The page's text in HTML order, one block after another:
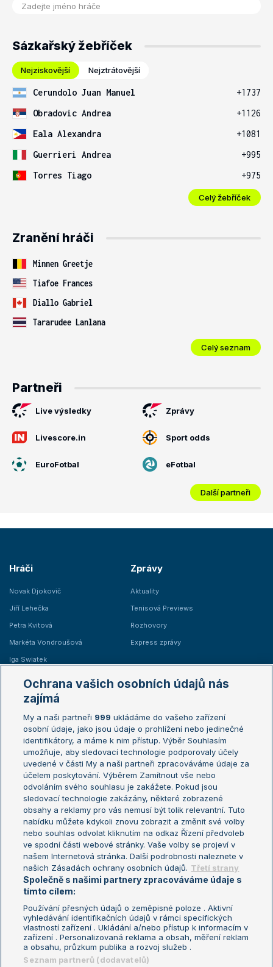
Sázkařský žebříček
Nejziskovější Nejztrátovější
Cerundolo Juan Manuel
+1737
Obradovic Andrea
+1126
Eala Alexandra
+1081
Guerrieri Andrea
+995
Torres Tiago
+975
Celý žebříček
Zranění hráči
Minnen Greetje
Tiafoe Frances
Diallo Gabriel
Tararudee Lanlana
Celý seznam
Partneři
Live výsledky Zprávy
Livescore.in Sport odds
EuroFotbal eFotbal
Další partneři
Hráči
Novak Djokovič
Jiří Lehečka
Petra Kvitová
Markéta Vondroušová
Iga Swiatek
Zprávy
Aktuality
Tenisová Previews
Rozhovory
Express zprávy
Žebříčky
Žebříček ATP (muži)
Žebříček WTA (ženy)
Sázkařský žebříček
Australian Open
French Open
Wimbledon
US Open
Turnaj mistrů
Turnaj mistryň
Aktualní trendy
Fotbalové přestupy
Livesport Daily
LS Prague Open
Podmínky užití
Nastavení soukromí
GDPR a žurnalistika
Reklama
Kontakt
Informace o zpracování osobních
údajů
Ochrana vašich osobních údajů nás
zajímá
My a naši partneři 999 ukládáme do vašeho zařízení
osobní údaje, jako jsou údaje o prohlížení nebo jedinečné
identifikátory, a máme k nim přístup. Výběr Souhlasím
umožňuje, aby sledovací technologie podporovaly účely
uvedené v části My a naši partneři zpracováváme údaje za
účelem poskytování. Výběrem Zamítnout vše nebo
odvoláním svého souhlasu je zakážete. Pokud jsou
sledovací technologie zakázány, některé zobrazené
obsahy a reklamy pro vás nemusí být tolik relevantní. Tuto
nabídku můžete kdykoli znovu zobrazit a změnit své volby
nebo souhlas odvolat kliknutím na odkaz Řízení předvoleb
ve spodní části webové stránky. Vaše volby se projeví v
našem Internetová stránka. Další podrobnosti naleznete v
našich Zásadách ochrany osobních údajů. Třetí strany
Společně s našimi partnery zpracováváme údaje s
tímto cílem:
Používání přesných údajů o zeměpisné poloze . Aktivní
vyhledávání identifikačních údajů v rámci specifických
vlastností zařízení . Ukládání a/nebo přístup k informacím v
zařízení . Personalizovaná reklama a obsah, měření reklam
a obsahu, průzkum publika a rozvoj služeb .
Seznam partnerů (dodavatelů)